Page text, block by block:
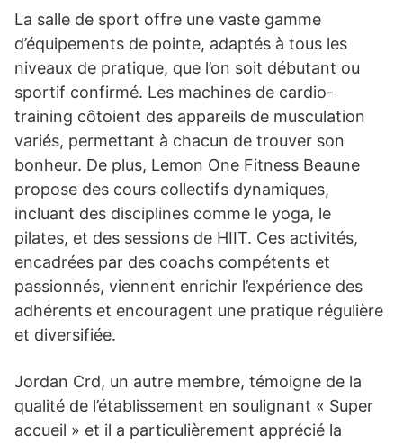
La salle de sport offre une vaste gamme
d’équipements de pointe, adaptés à tous les
niveaux de pratique, que l’on soit débutant ou
sportif confirmé. Les machines de cardio-
training côtoient des appareils de musculation
variés, permettant à chacun de trouver son
bonheur. De plus, Lemon One Fitness Beaune
propose des cours collectifs dynamiques,
incluant des disciplines comme le yoga, le
pilates, et des sessions de HIIT. Ces activités,
encadrées par des coachs compétents et
passionnés, viennent enrichir l’expérience des
adhérents et encouragent une pratique régulière
et diversifiée.
Jordan Crd, un autre membre, témoigne de la
qualité de l’établissement en soulignant « Super
accueil » et il a particulièrement apprécié la